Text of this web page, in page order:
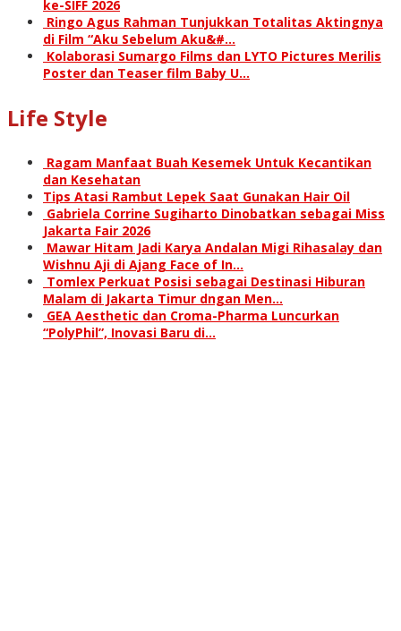
ke-SIFF 2026
Ringo Agus Rahman Tunjukkan Totalitas Aktingnya
di Film “Aku Sebelum Aku&#…
Kolaborasi Sumargo Films dan LYTO Pictures Merilis
Poster dan Teaser film Baby U…
Life Style
Ragam Manfaat Buah Kesemek Untuk Kecantikan
dan Kesehatan
Tips Atasi Rambut Lepek Saat Gunakan Hair Oil
Gabriela Corrine Sugiharto Dinobatkan sebagai Miss
Jakarta Fair 2026
Mawar Hitam Jadi Karya Andalan Migi Rihasalay dan
Wishnu Aji di Ajang Face of In…
Tomlex Perkuat Posisi sebagai Destinasi Hiburan
Malam di Jakarta Timur dngan Men…
GEA Aesthetic dan Croma-Pharma Luncurkan
“PolyPhil”, Inovasi Baru di…